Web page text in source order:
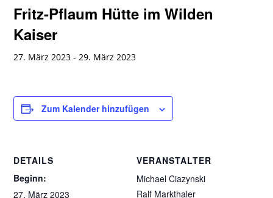
Fritz-Pflaum Hütte im Wilden
Kaiser
27. März 2023 -29. März 2023
Zum Kalender hinzufügen
DETAILS
Beginn:
27. März 2023
VERANSTALTER
Michael Ciazynski
Ralf Markthaler